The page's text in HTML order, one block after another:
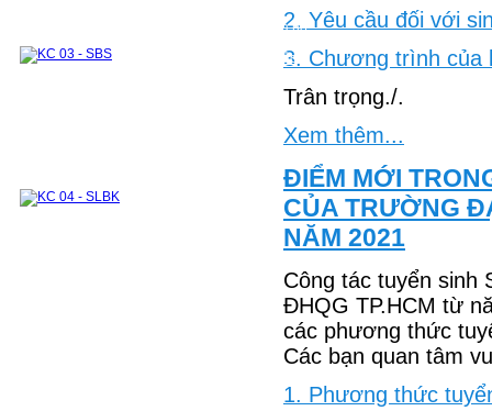
Hệ thống TB phục vụ nghiên cứu khoa học và hỗ
trợ doanh nghiệp
Hợp Tác Quốc Tế
Đối tác
2. Yêu cầu đối với
3. Chương trình của
Trân trọng./.
Xem thêm...
ĐIỂM MỚI
CỦA TRƯỜNG
NĂM 2021
Công tác tuyển sinh
ĐHQG TP.HCM từ
các phương thức
Các bạn quan tâm
1. Phương thức